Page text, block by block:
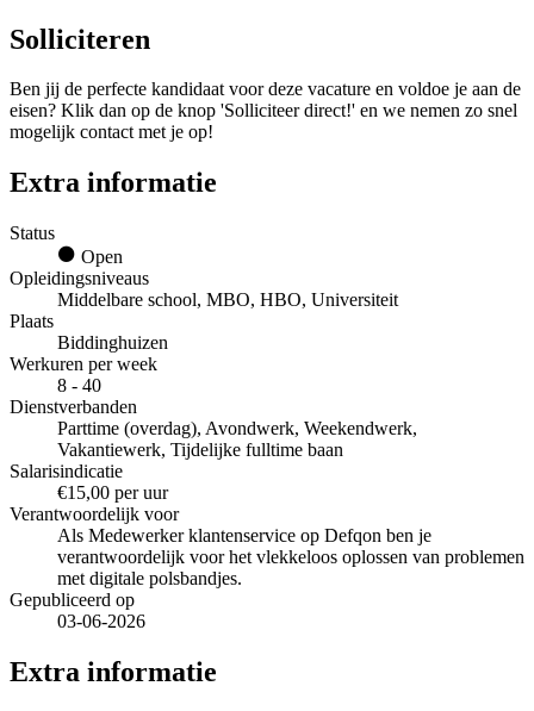
Solliciteren
Ben jij de perfecte kandidaat voor deze vacature en voldoe je aan de
eisen? Klik dan op de knop 'Solliciteer direct!' en we nemen zo snel
mogelijk contact met je op!
Extra informatie
Status
Open
Opleidingsniveaus
Middelbare school, MBO, HBO, Universiteit
Plaats
Biddinghuizen
Werkuren per week
8 - 40
Dienstverbanden
Parttime (overdag), Avondwerk, Weekendwerk,
Vakantiewerk, Tijdelijke fulltime baan
Salarisindicatie
€15,00 per uur
Verantwoordelijk voor
Als Medewerker klantenservice op Defqon ben je
verantwoordelijk voor het vlekkeloos oplossen van problemen
met digitale polsbandjes.
Gepubliceerd op
03-06-2026
Extra informatie